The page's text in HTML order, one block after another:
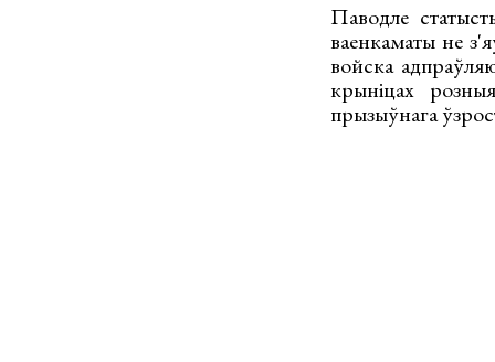
Паводле
ваенкаматы не
войска
крыніцах
прызыўнага